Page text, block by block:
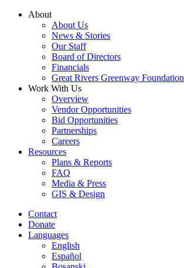
Skip
About
About Us
News & Stories
Our Staff
Board of Directors
Financials
Great Rivers Greenway Foundation
Work With Us
Overview
Vendor Opportunities
Bid Opportunities
Partnerships
Careers
Resources
Plans & Reports
FAQ
Media & Press
GIS & Design
Contact
Donate
Languages
English
Español